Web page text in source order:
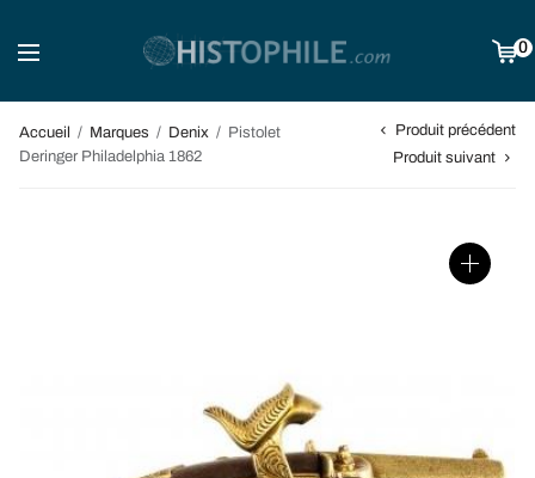
0
Accueil / Marques / Denix / Pistolet
Deringer Philadelphia 1862
Produit précédent
Produit suivant